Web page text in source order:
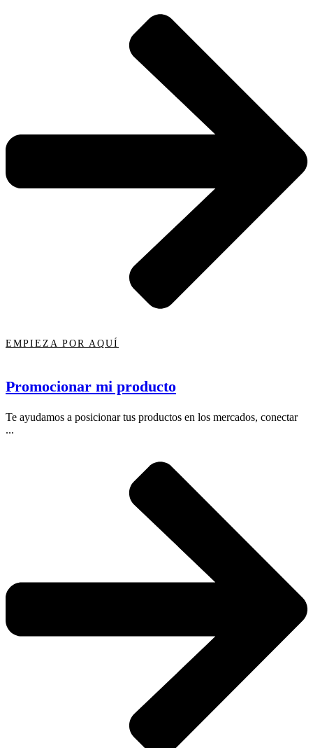
EMPIEZA POR AQUÍ
Promocionar mi producto
Te ayudamos a posicionar tus productos en los mercados, conectar
...